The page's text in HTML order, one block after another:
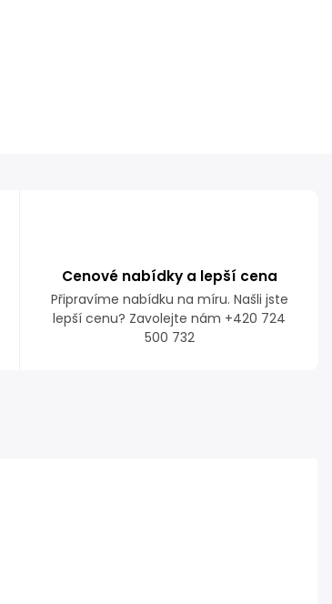
Cenové nabídky a lepší cena
Připravíme nabídku na míru. Našli jste
lepší cenu? Zavolejte nám +420 724
500 732